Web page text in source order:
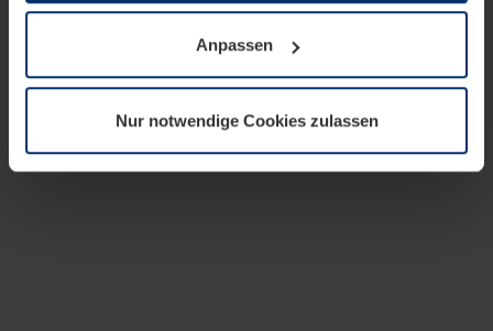
wenn diese für den Betrieb dieser Seite unbedingt
notwendig sind. Für alle anderen Cookie-Typen benötigen
wir Ihre Erlaubnis. Ihre Einwilligung können Sie jederzeit
Datenschutzerklärungunserer Website ändern oder
widerrufen.
Anpassen
Nur notwendige Cookies zulassen